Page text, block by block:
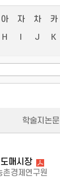
아 자 차 카
H J K
학술지논문
매시장
촌경제연구원